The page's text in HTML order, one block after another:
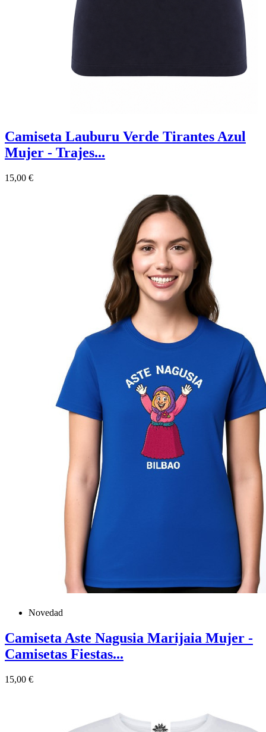
Camiseta Lauburu Verde Tirantes Azul
Mujer - Trajes...
Precio
15,00 €
Novedad
Camiseta Aste Nagusia Marijaia Mujer -
Camisetas Fiestas...
Precio
15,00 €